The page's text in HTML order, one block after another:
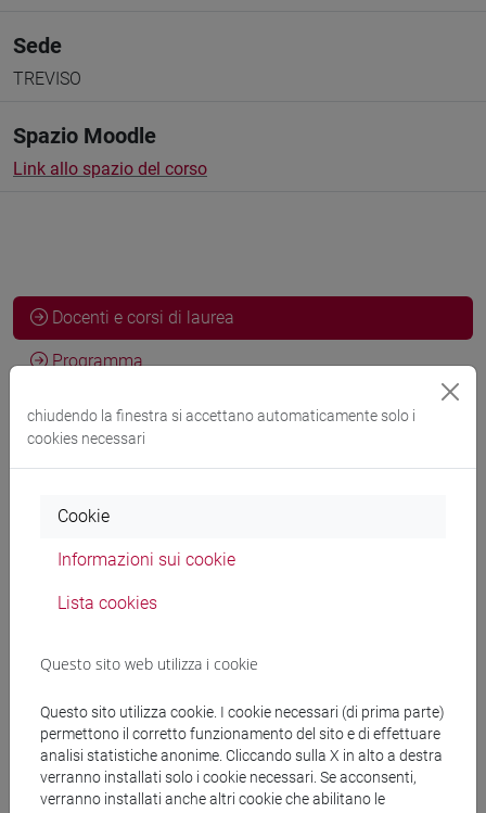
Sede
TREVISO
Spazio Moodle
Link allo spazio del corso
Docenti e corsi di laurea
Programma
Docenti
IULA Francesca
Corsi di studio e percorsi
[ET30] COMMERCIO ESTERO E TURISMO -
Laurea
chiudendo la finestra si accettano automaticamente solo i
cookies necessari
Cookie
Informazioni sui cookie
Lista cookies
Questo sito web utilizza i cookie
Questo sito utilizza cookie. I cookie necessari (di prima parte)
permettono il corretto funzionamento del sito e di effettuare
analisi statistiche anonime. Cliccando sulla X in alto a destra
verranno installati solo i cookie necessari. Se acconsenti,
verranno installati anche altri cookie che abilitano le